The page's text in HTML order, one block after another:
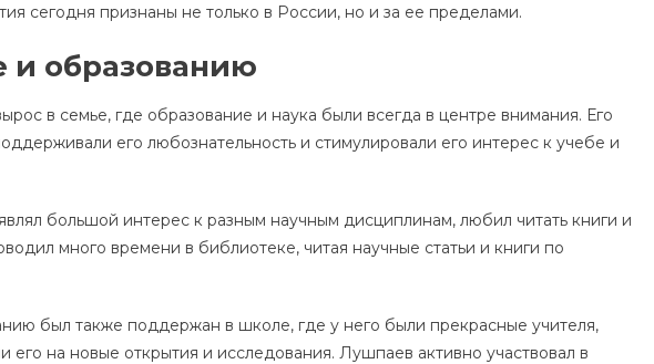
сегодня признаны не только в России, но и за ее пределами.
и образованию
в семье, где образование и наука были всегда в центре внимания. Его
его любознательность и стимулировали его интерес к учебе и
большой интерес к разным научным дисциплинам, любил читать книги и
много времени в библиотеке, читая научные статьи и книги по
был также поддержан в школе, где у него были прекрасные учителя,
его на новые открытия и исследования. Лушпаев активно участвовал в